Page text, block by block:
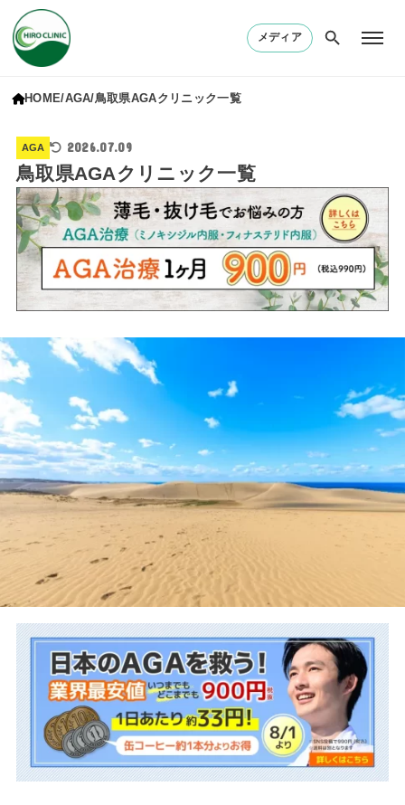
メディア
HOME AGA 鳥取県AGAクリニック一覧
AGA 2026.07.09
鳥取県AGAクリニック一覧